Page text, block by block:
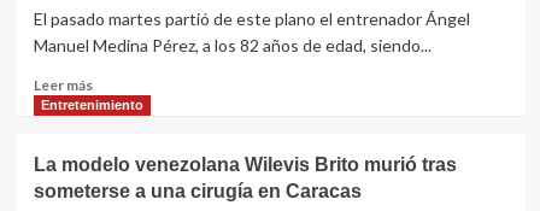
el
rol
Francis
en
de
ser
El pasado martes partió de este plano el entrenador Ángel
Manuel Medina Pérez, a los 82 años de edad, siendo...
Leer másLeer
más
Manuel
Medina,
Entretenimiento
La modelo venezolana Wilevis Brito murió tras
someterse a una cirugía en Caracas